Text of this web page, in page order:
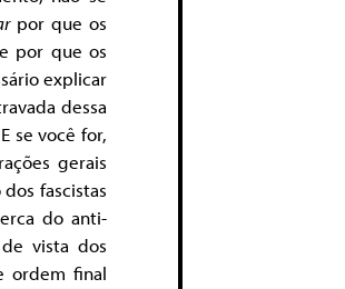
por que os
por que os
explicar
dessa
se você for,
gerais
fascistas
do anti-
vista dos
ordem final